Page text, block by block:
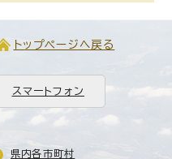
トップページへ戻る
スマートフォン
県内各市町村